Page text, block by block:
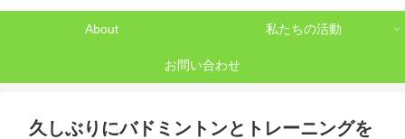
About 私たちの活動
お問い合わせ
久しぶりにバドミントンとトレーニングを